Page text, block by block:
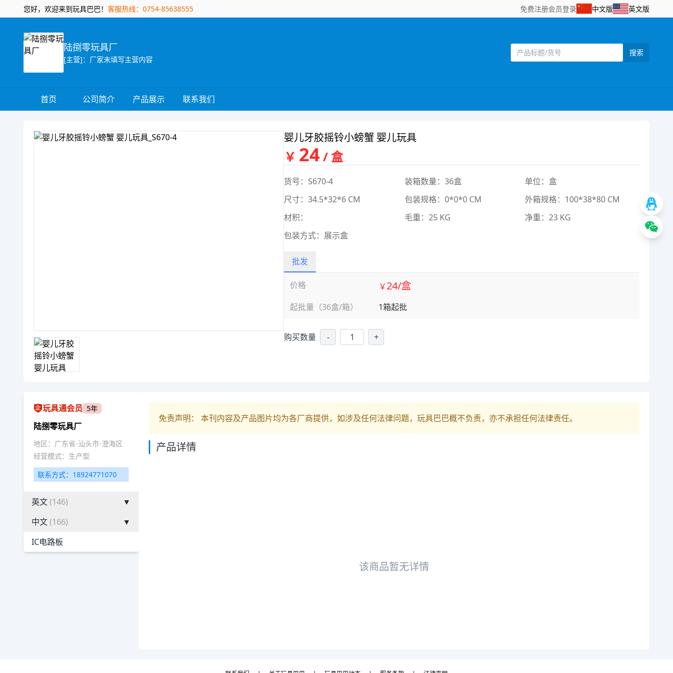
您好，欢迎来到玩具巴巴！ 客服热线：0754-85638555 免费注册会员登录 中文版 英文版
陆捌零玩具厂
[主营]：厂家未填写主营内容
搜索
首页 公司简介 产品展示 联系我们
婴儿牙胶摇铃小螃蟹 婴儿玩具
￥ 24 / 盒
货号：S670-4 装箱数量：36盒
单位：盒
尺寸：34.5*32*6 CM
包装规格：0*0*0 CM
外箱规格：100*38*80 CM
材积：
毛重：25 KG
净重：23 KG
包装方式：展示盒
批发
价格
起批量（36盒/箱）
￥24/盒
1箱起批
购买数量 - +
玩具通会员 5年
陆捌零玩具厂
地区：广东省-汕头市-澄海区
经营模式：生产型
联系方式：18924771070
英文(146)
▼
中文(166)
▼
IC电路板
免责声明： 本刊内容及产品图片均为各厂商提供，如涉及任何法律问题，玩具巴巴概不负责，亦不承担任何法律责任。
产品详情
该商品暂无详情